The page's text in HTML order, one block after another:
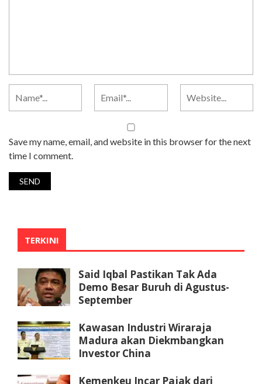
Save my name, email, and website in this browser for the next
time I comment.
TERKINI
Said Iqbal Pastikan Tak Ada
Demo Besar Buruh di Agustus-
September
Kawasan Industri Wiraraja
Madura akan Diekmbangkan
Investor China
Kemenkeu Incar Pajak dari